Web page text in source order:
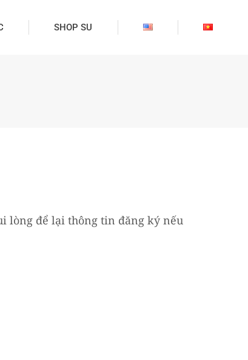
SHOP SU
lòng để lại thông tin đăng ký nếu